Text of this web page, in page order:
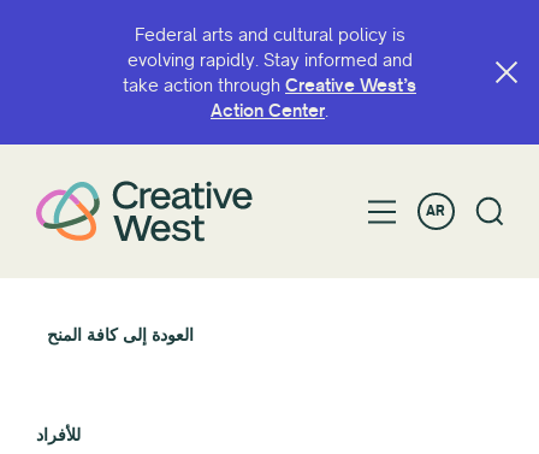
Federal arts and cultural policy is
evolving rapidly. Stay informed and
take action through Creative West’s
Action Center.
AR
العودة إلى كافة المنح
للأفراد